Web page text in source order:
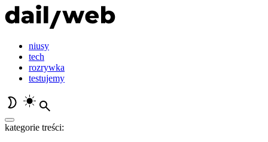
niusy
tech
rozrywka
testujemy
kategorie treści: